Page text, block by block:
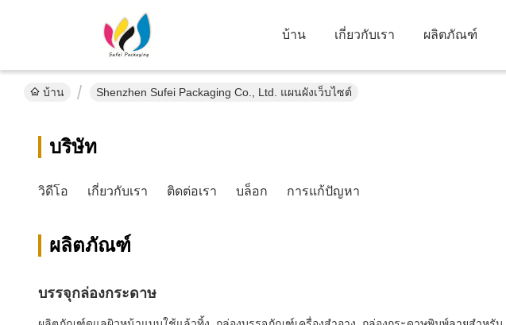
บ้าน เกี่ยวกับเรา ผลิตภัณฑ์
บ้าน Shenzhen Sufei Packaging Co., Ltd. แผนผังเว็บไซต์
บริษัท
วิดีโอ เกี่ยวกับเรา ติดต่อเรา บล็อก การแก้ปัญหา
ผลิตภัณฑ์
บรรจุกล่องกระดาษ